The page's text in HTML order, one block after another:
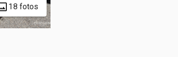
18 fotos